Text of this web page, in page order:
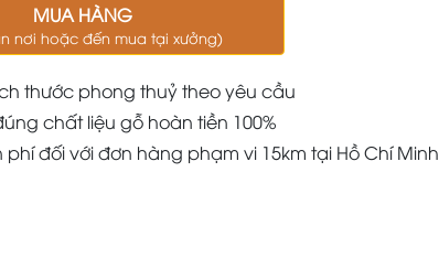
MUA HÀNG
nơi hoặc đến mua tại xưởng)
thước phong thuỷ theo yêu cầu
chất liệu gỗ hoàn tiền 100%
đối với đơn hàng phạm vi 15km tại Hồ Chí Minh